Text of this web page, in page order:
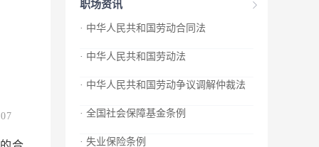
职场资讯
· 中华人民共和国劳动合同法
· 中华人民共和国劳动法
· 中华人民共和国劳动争议调解仲裁法
· 全国社会保障基金条例
· 失业保险条例